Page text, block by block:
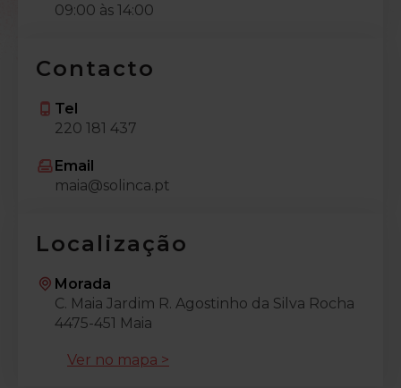
09:00 às 14:00
Contacto
Tel
220 181 437
Email
maia@solinca.pt
Localização
Morada
C. Maia Jardim R. Agostinho da Silva Rocha
4475-451 Maia
Ver no mapa >